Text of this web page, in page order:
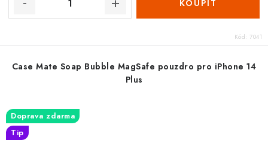
Kód: 7041
Case Mate Soap Bubble MagSafe pouzdro pro iPhone 14
Plus
Doprava zdarma
Tip